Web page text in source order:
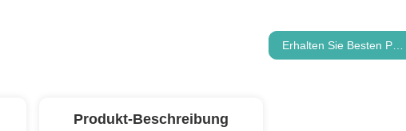
Erhalten Sie Besten Preis
Produkt-Beschreibung